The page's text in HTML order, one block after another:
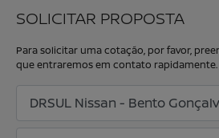
SOLICITAR PROPOSTA
Para solicitar uma cotação, por favor,
que entraremos em contato rapidamente.